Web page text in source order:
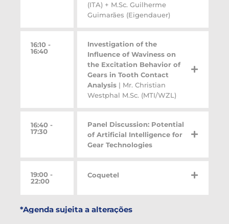
(ITA) + M.Sc. Guilherme
Guimarães (Eigendauer)
16:10 -
16:40
Investigation of the
Influence of Waviness on
the Excitation Behavior of
Gears in Tooth Contact
Analysis | Mr. Christian
Westphal M.Sc. (MTI/WZL)
16:40 -
17:30
Panel Discussion: Potential
of Artificial Intelligence for
Gear Technologies
19:00 -
22:00
Coquetel
*Agenda sujeita a alterações